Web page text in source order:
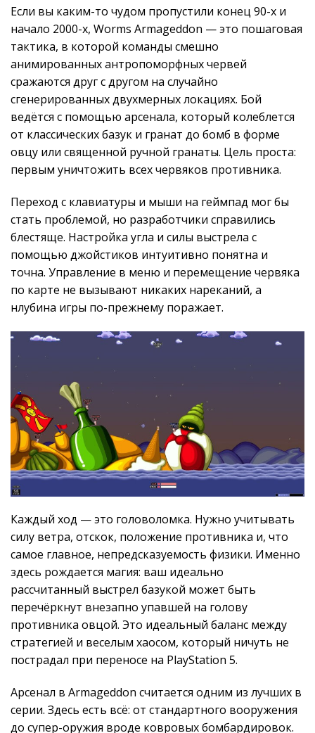
Если вы каким-то чудом пропустили конец 90-х и
начало 2000-х, Worms Armageddon — это пошаговая
тактика, в которой команды смешно
анимированных антропоморфных червей
сражаются друг с другом на случайно
сгенерированных двухмерных локациях. Бой
ведётся с помощью арсенала, который колеблется
от классических базук и гранат до бомб в форме
овцу или священной ручной гранаты. Цель проста:
первым уничтожить всех червяков противника.
Переход с клавиатуры и мыши на геймпад мог бы
стать проблемой, но разработчики справились
блестяще. Настройка угла и силы выстрела с
помощью джойстиков интуитивно понятна и
точна. Управление в меню и перемещение червяка
по карте не вызывают никаких нареканий, а
нлубина игры по-прежнему поражает.
Каждый ход — это головоломка. Нужно учитывать
силу ветра, отскок, положение противника и, что
самое главное, непредсказуемость физики. Именно
здесь рождается магия: ваш идеально
рассчитанный выстрел базукой может быть
перечёркнут внезапно упавшей на голову
противника овцой. Это идеальный баланс между
стратегией и веселым хаосом, который ничуть не
пострадал при переносе на PlayStation 5.
Арсенал в Armageddon считается одним из лучших в
серии. Здесь есть всё: от стандартного вооружения
до супер-оружия вроде ковровых бомбардировок.